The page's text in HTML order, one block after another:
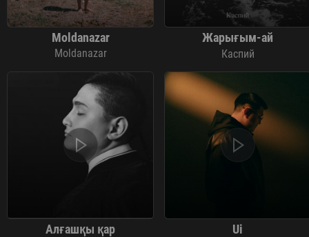
Moldanazar
Moldanazar
Жарығым-ай
Каспий
Алғашқы қар Ui